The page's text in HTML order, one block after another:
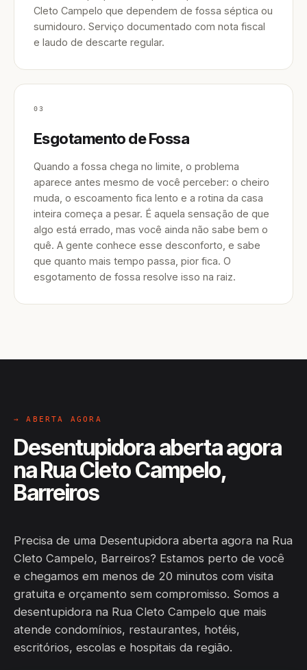
Cleto Campelo que dependem de fossa séptica ou
sumidouro. Serviço documentado com nota fiscal
e laudo de descarte regular.
03
Esgotamento de Fossa
Quando a fossa chega no limite, o problema
aparece antes mesmo de você perceber: o cheiro
muda, o escoamento fica lento e a rotina da casa
inteira começa a pesar. É aquela sensação de que
algo está errado, mas você ainda não sabe bem o
quê. A gente conhece esse desconforto, e sabe
que quanto mais tempo passa, pior fica. O
esgotamento de fossa resolve isso na raiz.
→ ABERTA AGORA
Desentupidora aberta agora
na Rua Cleto Campelo,
Barreiros
Precisa de uma Desentupidora aberta agora na Rua
Cleto Campelo, Barreiros? Estamos perto de você
e chegamos em menos de 20 minutos com visita
gratuita e orçamento sem compromisso. Somos a
desentupidora na Rua Cleto Campelo que mais
atende condomínios, restaurantes, hotéis,
escritórios, escolas e hospitais da região.